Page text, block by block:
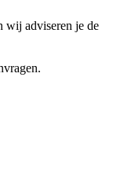
wij adviseren je de